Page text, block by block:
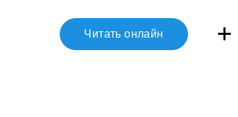
Читать онлайн